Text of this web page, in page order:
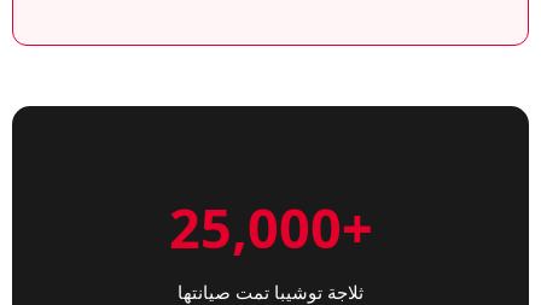
+25,000
ثلاجة توشيبا تمت صيانتها